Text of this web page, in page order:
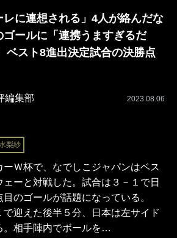
レに連想される」4人が絡んだな
ゴールに「連携うますぎるだ
ベスト8進出決定試合の決勝点
編集部 2023.08.06
梨紗
ーＷ杯で、なでしこジャパンはベス
ェーと対戦した。試合は３－１で日
目のゴールが話題になっている。
迎えた後半５分、日本は左サイド
。相手陣内でボールを…